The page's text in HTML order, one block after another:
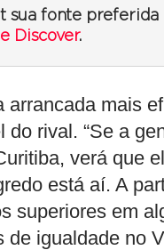
sua fonte
Discover.
arrancada mais
do rival. “Se a
verá que
está aí. A
superiores em
de igualdade no